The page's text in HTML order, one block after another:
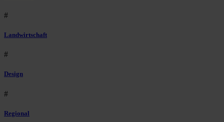
#
Landwirtschaft
#
Design
#
Regional